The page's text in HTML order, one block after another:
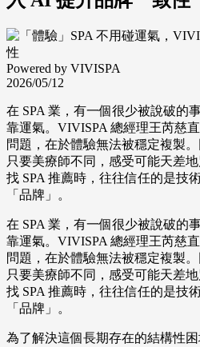
Powered by VIVISPA
2026/05/12
在 SPA 業，有一個很少被說破的
靠運氣。VIVISPA 總經理王芮慈
問題，在於體驗無法被穩定複製
只要美療師不同，感受可能天差
找 SPA 推薦時，往往信任的是技
「品牌」。
在 SPA 業，有一個很少被說破的
靠運氣。VIVISPA 總經理王芮慈
問題，在於體驗無法被穩定複製
只要美療師不同，感受可能天差
找 SPA 推薦時，往往信任的是技
「品牌」。
為了解決這個長期存在的結構性困